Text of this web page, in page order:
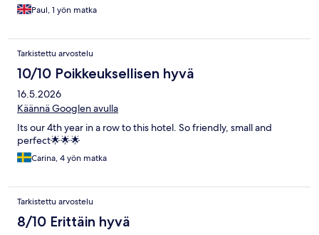
Paul, 1 yön matka
Tarkistettu arvostelu
10/10 Poikkeuksellisen hyvä
16.5.2026
Käännä Googlen avulla
Its our 4th year in a row to this hotel. So friendly, small and
perfect🌟🌟🌟
Carina, 4 yön matka
Tarkistettu arvostelu
8/10 Erittäin hyvä